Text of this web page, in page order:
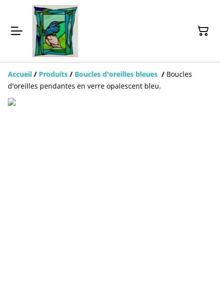
Accueil / Produits / Boucles d'oreilles bleues / Boucles
d'oreilles pendantes en verre opalescent bleu.